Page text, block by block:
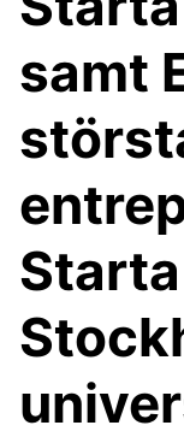
samt